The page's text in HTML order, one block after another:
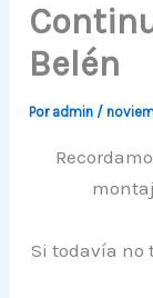
Belén
Por admin /
Si todavía no